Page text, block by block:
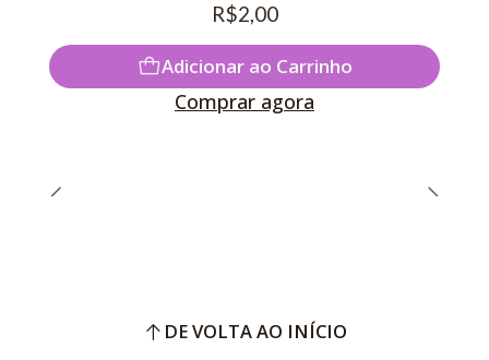
R$2,00
Adicionar ao Carrinho
Comprar agora
DE VOLTA AO INÍCIO